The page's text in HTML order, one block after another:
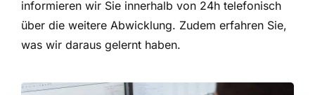
informieren wir Sie innerhalb von 24h telefonisch
über die weitere Abwicklung. Zudem erfahren Sie,
was wir daraus gelernt haben.